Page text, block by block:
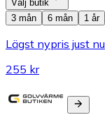
Välj butik
3 mån
6 mån 1 år
Lägst nypris just nu
255 kr